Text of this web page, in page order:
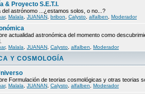
& Proyecto S.E.T.I.
del astrónomo ...¿estamos solos, o no...?
, Malala JUANAN bribon Calysto alfalben Moderador
actualidad astronómica del momento como
, Malala JUANAN Calysto alfalben Moderador
Y COSMOLOGÍA
Formulación de teorias cosmológicas y otras teorias
, Malala JUANAN Calysto alfalben Moderador